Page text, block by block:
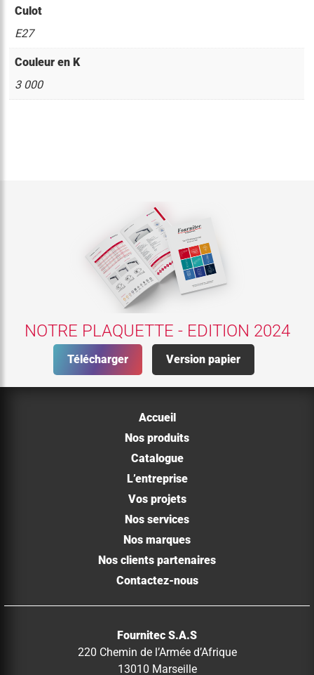
Culot
E27
Couleur en K
3 000
NOTRE PLAQUETTE - EDITION 2024
Télécharger Version papier
Accueil
Nos produits
Catalogue
L’entreprise
Vos projets
Nos services
Nos marques
Nos clients partenaires
Contactez-nous
Fournitec S.A.S
220 Chemin de l’Armée d’Afrique
13010 Marseille